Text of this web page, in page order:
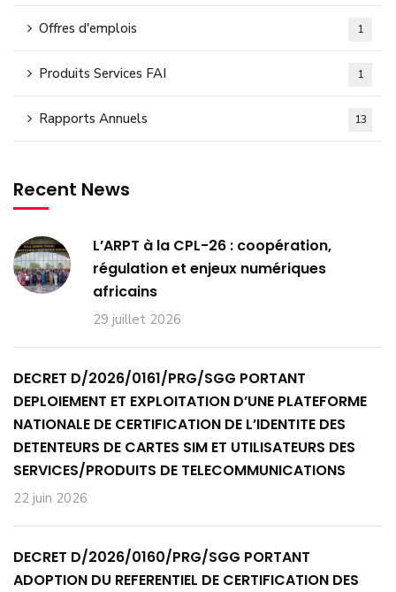
Offres d'emplois 1
Produits Services FAI 1
Rapports Annuels 13
Recent News
L’ARPT à la CPL-26 : coopération,
régulation et enjeux numériques
africains
29 juillet 2026
DECRET D/2026/0161/PRG/SGG PORTANT
DEPLOIEMENT ET EXPLOITATION D’UNE PLATEFORME
NATIONALE DE CERTIFICATION DE L’IDENTITE DES
DETENTEURS DE CARTES SIM ET UTILISATEURS DES
SERVICES/PRODUITS DE TELECOMMUNICATIONS
22 juin 2026
DECRET D/2026/0160/PRG/SGG PORTANT
ADOPTION DU REFERENTIEL DE CERTIFICATION DES